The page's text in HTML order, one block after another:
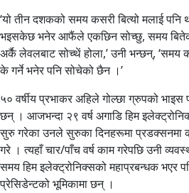
‘यो तीन दशकको समय कसरी बित्यो मलाई पनि
भइसकेछ भनेर आफैंले एकछिन सोच्छु, समय बितेको
अर्कै लेवलबाट सोच्थें होला,’ उनी भन्छन्, ‘समय
के गर्ने भनेर पनि सोचेको छैन ।’
५० वर्षीय प्रभाकर अहिले गोल्छा ग्रुपको
छन् । आजभन्दा २९ वर्ष अगाडि हिम
सुरु गरेका उनले सुरुका दिनहरूमा प्रडक्सनमा
गरे । त्यहाँ चार/पाँच वर्ष काम गरेपछि उनी
समय हिम इलेक्ट्रोनिक्सको महाप्रबन्धक भएर
प्रेसिडेन्टको भूमिकामा छन् ।